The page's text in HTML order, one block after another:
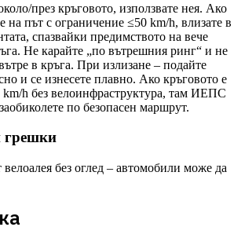
през кръговото, използвате нея. Ако
на път с ограничение ≤50 km/h, влизате в
спазвайки предимството на вече
Не карайте „по вътрешния ринг“ и не
в кръга. При излизане – подайте
и се изнесете плавно. Ако кръговото е
km/h без велоинфраструктура, там ИЕПС
по безопасен маршрут.
грешки
без оглед – автомобили може да